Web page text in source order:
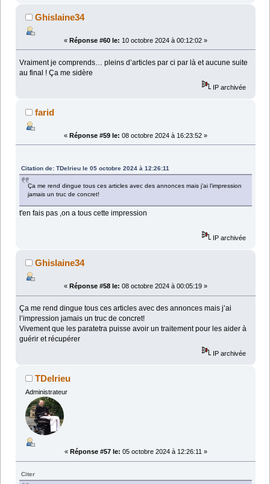
Ghislaine34
« Réponse #60 le: 10 octobre 2024 à 00:12:02 »
Vraiment je comprends… pleins d’articles par ci par là et aucune suite
au final ! Ça me sidère
IP archivée
farid
« Réponse #59 le: 08 octobre 2024 à 16:23:52 »
Citation de: TDelrieu le 05 octobre 2024 à 12:26:11
Ça me rend dingue tous ces articles avec des annonces mais j’ai l’impression
jamais un truc de concret!
t'en fais pas ,on a tous cette impression
IP archivée
Ghislaine34
« Réponse #58 le: 08 octobre 2024 à 00:05:19 »
Ça me rend dingue tous ces articles avec des annonces mais j’ai
l’impression jamais un truc de concret!
Vivement que les paratetra puisse avoir un traitement pour les aider à
guérir et récupérer
IP archivée
TDelrieu
Administrateur
« Réponse #57 le: 05 octobre 2024 à 12:26:11 »
Citer